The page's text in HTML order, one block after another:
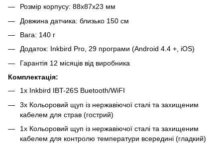
Розмір корпусу: 88x87x23 мм
Довжина датчика: близько 150 см
Вага: 140 г
Додаток: Inkbird Pro, 29 програми (Android 4.4 +, iOS)
Гарантія 12 місяців від виробника
Комплектація:
1х Inkbird IBT-26S Buetooth/WiFI
3х Кольоровий щуп із нержавіючої сталі та захищеним
кабелем для страв (гострий)
1х Кольоровий щуп із нержавіючої сталі та захищеним
кабелем для контролю температури всередині (гладкий)